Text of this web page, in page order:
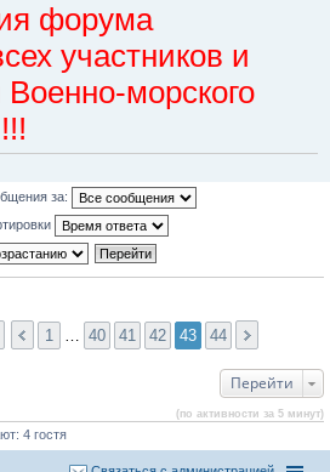
форума
участников и
морского
за:
1 40 41 42 43 44
Перейти
(по активности за 5 минут)
4 гостя